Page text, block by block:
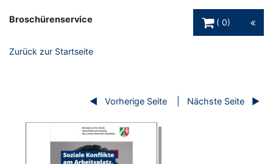
Broschürenservice
0
Zurück zur Startseite
Vorherige Seite Nächste Seite